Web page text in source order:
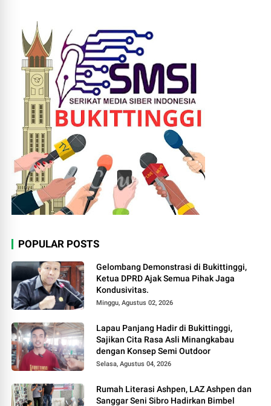
POPULAR POSTS
Gelombang Demonstrasi di Bukittinggi,
Ketua DPRD Ajak Semua Pihak Jaga
Kondusivitas.
Minggu, Agustus 02, 2026
Lapau Panjang Hadir di Bukittinggi,
Sajikan Cita Rasa Asli Minangkabau
dengan Konsep Semi Outdoor
Selasa, Agustus 04, 2026
Rumah Literasi Ashpen, LAZ Ashpen dan
Sanggar Seni Sibro Hadirkan Bimbel